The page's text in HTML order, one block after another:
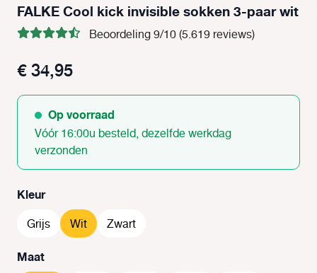
FALKE Cool kick invisible sokken 3-paar wit
Beoordeling 9/10 (5.619 reviews)
€ 34,95
Op voorraad
Vóór 16:00u besteld, dezelfde werkdag
verzonden
Selecteer
Kleur
Grijs Wit Zwart
Selecteer
Maat